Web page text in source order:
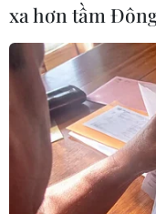
Ninh đã thu giữ
Ketamine, 60
Methaphetamine;
khô.
Trước đó, ngày
Quảng Ninh đã
theo trình tự sơ
xa hơn tầm